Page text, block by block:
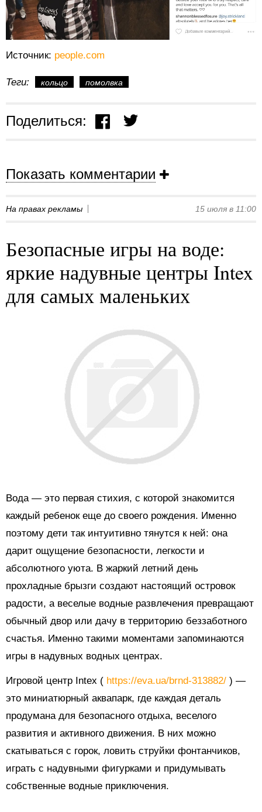
Источник: people.com
Теги: кольцо помолвка
Поделиться:
Показать комментарии
На правах рекламы 15 июля в 11:00
Безопасные игры на воде:
яркие надувные центры Intex
для самых маленьких
Вода — это первая стихия, с которой знакомится
каждый ребенок еще до своего рождения. Именно
поэтому дети так интуитивно тянутся к ней: она
дарит ощущение безопасности, легкости и
абсолютного уюта. В жаркий летний день
прохладные брызги создают настоящий островок
радости, а веселые водные развлечения превращают
обычный двор или дачу в территорию беззаботного
счастья. Именно такими моментами запоминаются
игры в надувных водных центрах.
Игровой центр Intex ( https://eva.ua/brnd-313882/ ) —
это миниатюрный аквапарк, где каждая деталь
продумана для безопасного отдыха, веселого
развития и активного движения. В них можно
скатываться с горок, ловить струйки фонтанчиков,
играть с надувными фигурками и придумывать
собственные водные приключения.